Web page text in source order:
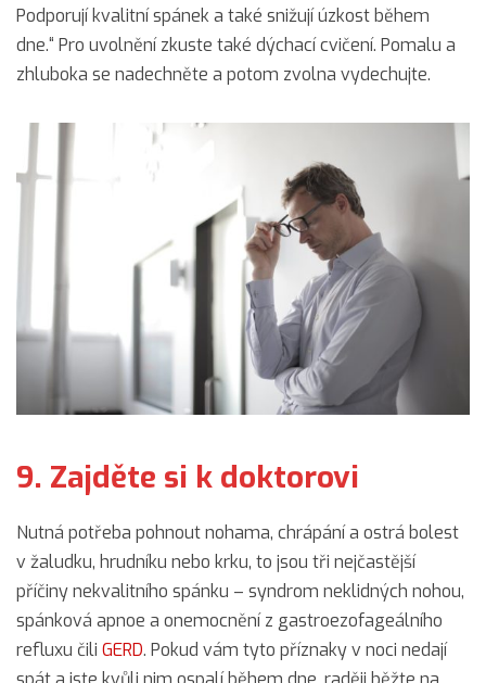
Podporují kvalitní spánek a také snižují úzkost během
dne.“ Pro uvolnění zkuste také dýchací cvičení. Pomalu a
zhluboka se nadechněte a potom zvolna vydechujte.
9. Zajděte si k doktorovi
Nutná potřeba pohnout nohama, chrápání a ostrá bolest
v žaludku, hrudníku nebo krku, to jsou tři nejčastější
příčiny nekvalitního spánku – syndrom neklidných nohou,
spánková apnoe a onemocnění z gastroezofageálního
refluxu čili GERD. Pokud vám tyto příznaky v noci nedají